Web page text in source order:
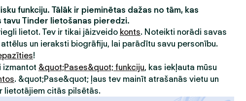
funkciju. Tālāk ir pieminētas dažas no tām, kas
tavu Tinder lietošanas pieredzi.
lietot. Tev ir tikai jāizveido konts. Noteikti norādi savas
un ieraksti biogrāfiju, lai parādītu savu personību.
!
izmantot &quot;Pases&quot; funkciju, kas iekļauta mūsu
. &quot;Pase&quot; ļaus tev mainīt atrašanās vietu un
lietotājiem citās pilsētās.